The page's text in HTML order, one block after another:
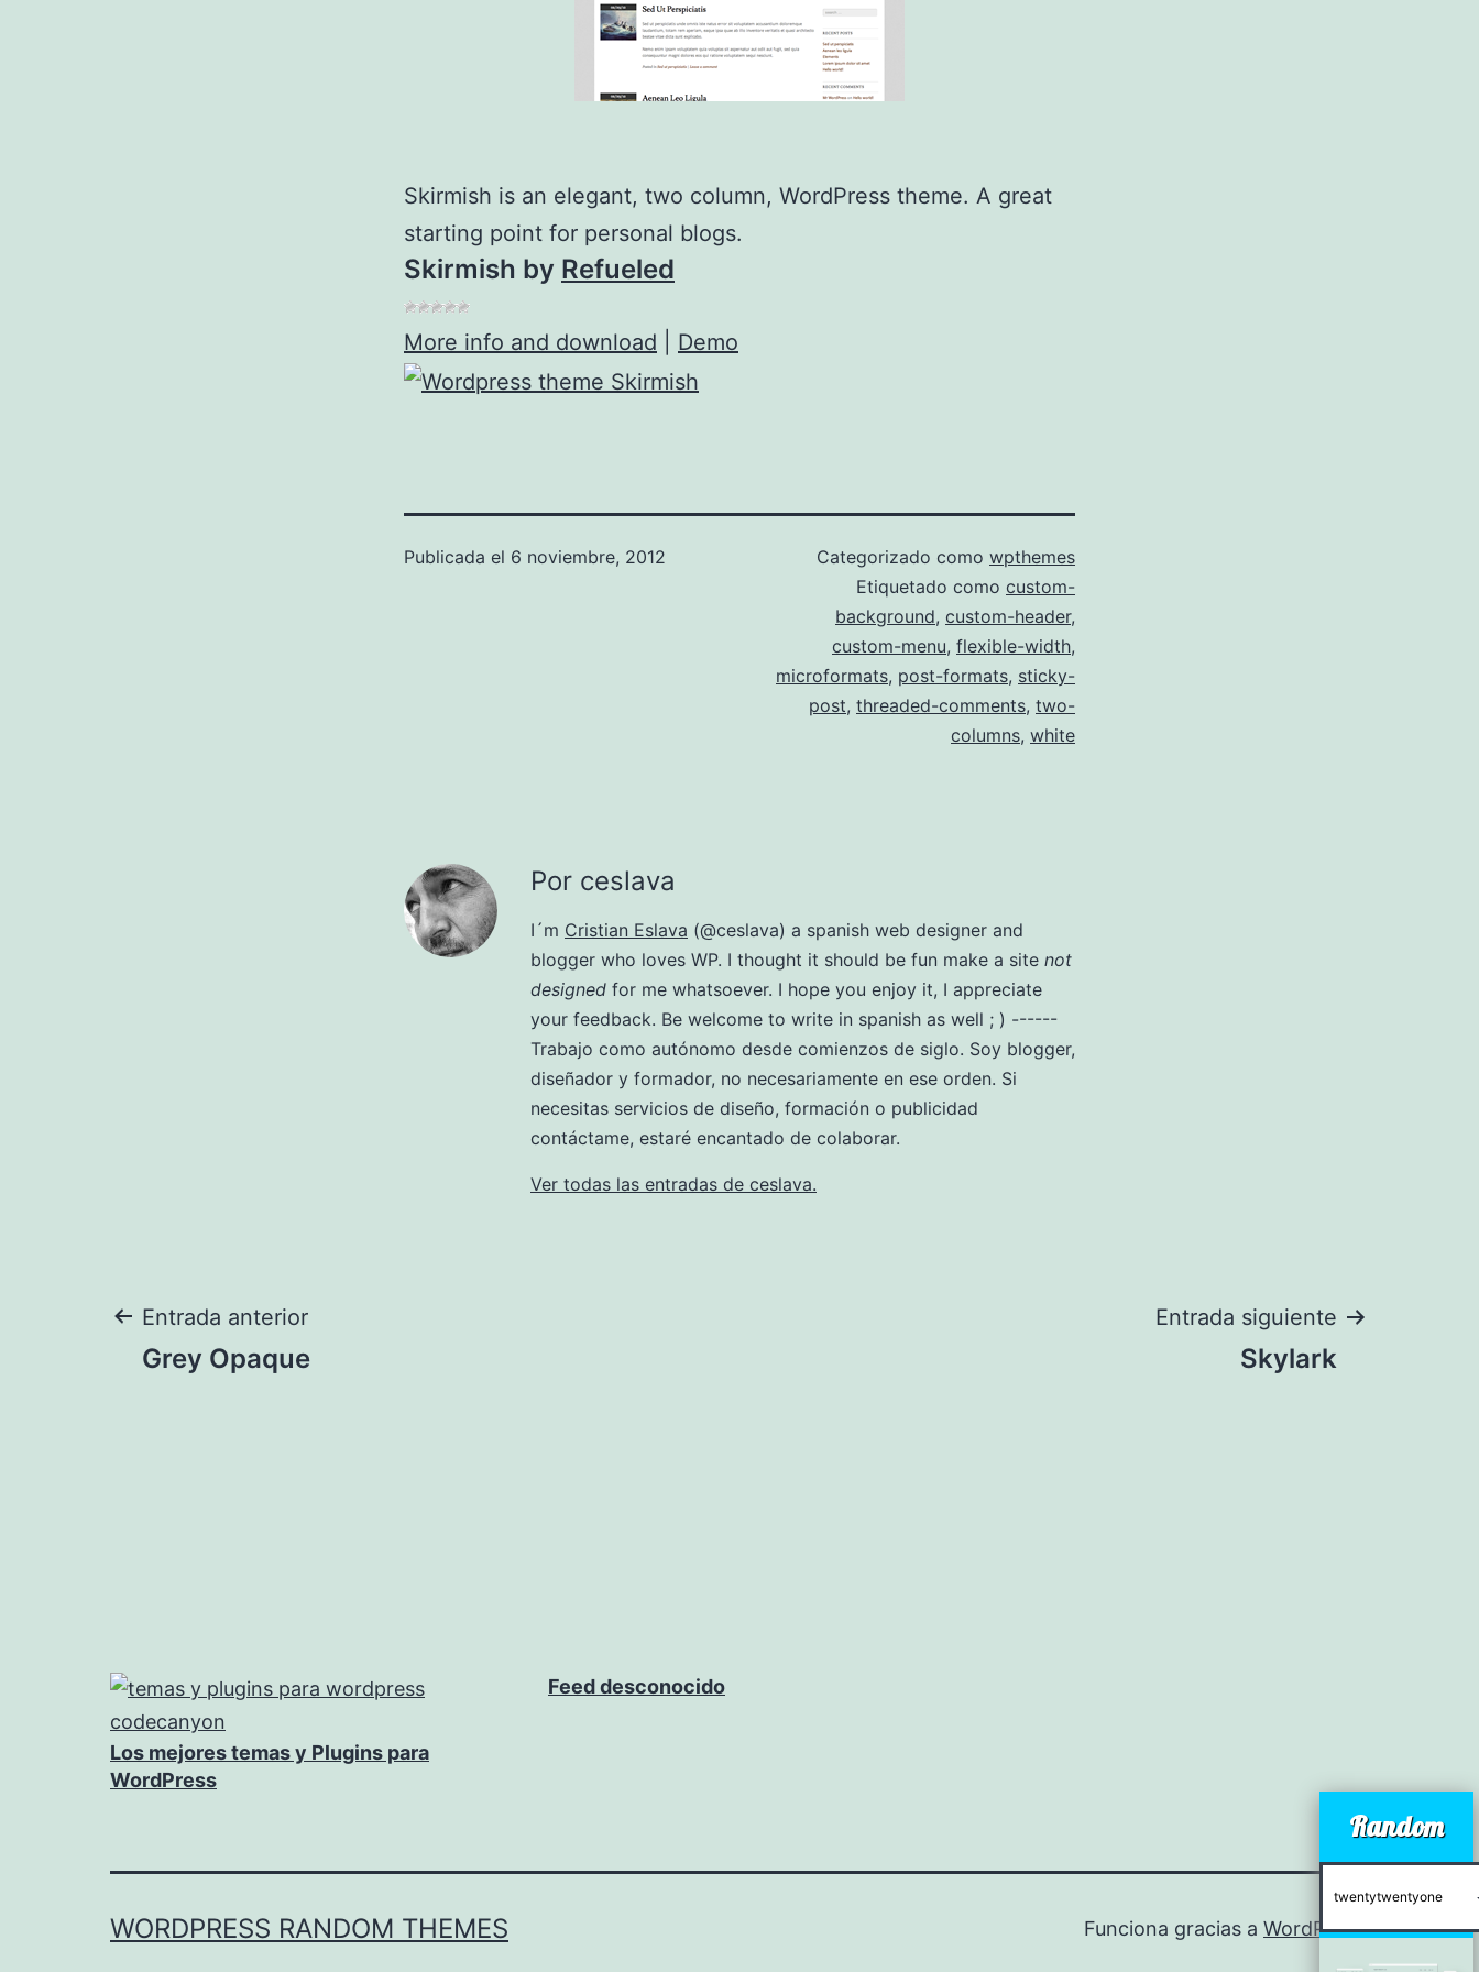
Skirmish is an elegant, two column, WordPress theme. A great
starting point for personal blogs.
Skirmish by Refueled
More info and download Demo
Publicada el 6 noviembre, 2012 Categorizado como wpthemes
Etiquetado como custom-
background, custom-header,
custom-menu, flexible-width,
microformats, post-formats, sticky-
post, threaded-comments, two-
columns, white
Por ceslava
I´m Cristian Eslava (@ceslava) a spanish web designer and
blogger who loves WP. I thought it should be fun make a site not
designed for me whatsoever. I hope you enjoy it, I appreciate
your feedback. Be welcome to write in spanish as well ; ) ------
Trabajo como autónomo desde comienzos de siglo. Soy blogger,
diseñador y formador, no necesariamente en ese orden. Si
necesitas servicios de diseño, formación o publicidad
contáctame, estaré encantado de colaborar.
Ver todas las entradas de ceslava.
Navegación
Entrada anterior
Grey Opaque
Entrada siguiente
Skylark
Los mejores temas y Plugins para
WordPress
Feed desconocido
WORDPRESS RANDOM THEMES Funciona gracias a WordPress.
Random